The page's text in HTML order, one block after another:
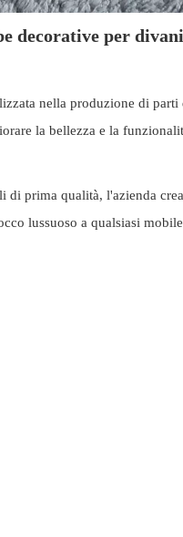
decorative per
nella produzione di
la bellezza e la
prima qualità, l'azienda
lussuoso a qualsiasi